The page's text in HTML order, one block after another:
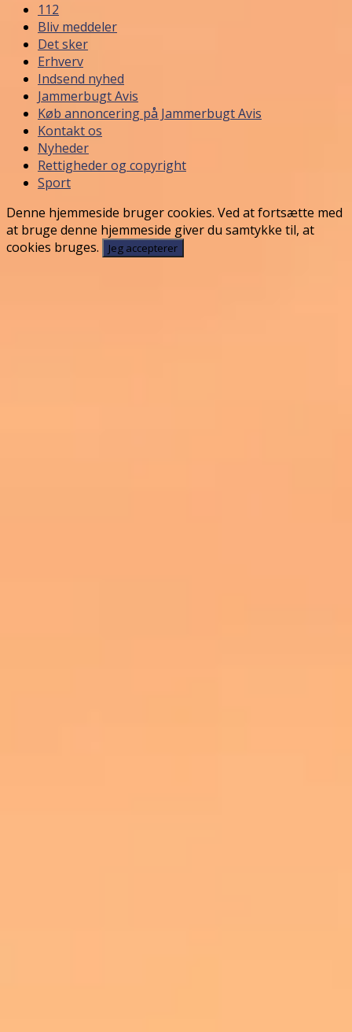
112
Bliv meddeler
Det sker
Erhverv
Indsend nyhed
Jammerbugt Avis
Køb annoncering på Jammerbugt Avis
Kontakt os
Nyheder
Rettigheder og copyright
Sport
Denne hjemmeside bruger cookies. Ved at fortsætte med
at bruge denne hjemmeside giver du samtykke til, at
cookies bruges.
Jeg accepterer